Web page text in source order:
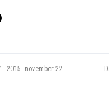
2015. november 22 -